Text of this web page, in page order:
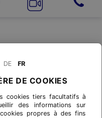
DE FR
DE COOKIES
cookies tiers facultatifs à
des informations sur
propres à des fins